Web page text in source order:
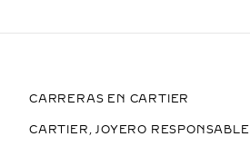
CARRERAS EN CARTIER
CARTIER, JOYERO RESPONSABLE